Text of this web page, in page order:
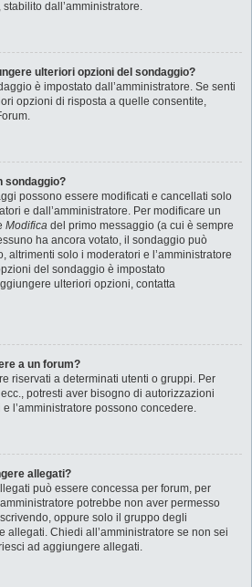
dall’amministratore.
ulteriori opzioni del sondaggio?
è impostato dall’amministratore. Se senti
opzioni di risposta a quelle consentite,
sondaggio?
possono essere modificati e cancellati solo
e dall’amministratore. Per modificare un
Modifica del primo messaggio (a cui è sempre
ha ancora votato, il sondaggio può
altrimenti solo i moderatori e l’amministratore
del sondaggio è impostato
ulteriori opzioni, contatta
a un forum?
riservati a determinati utenti o gruppi. Per
potresti aver bisogno di autorizzazioni
l’amministratore possono concedere.
allegati?
può essere concessa per forum, per
potrebbe non aver permesso
oppure solo il gruppo degli
allegati. Chiedi all’amministratore se non sei
ad aggiungere allegati.